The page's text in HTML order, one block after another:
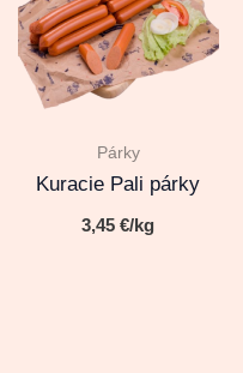
Párky
Kuracie Pali párky
3,45€/kg